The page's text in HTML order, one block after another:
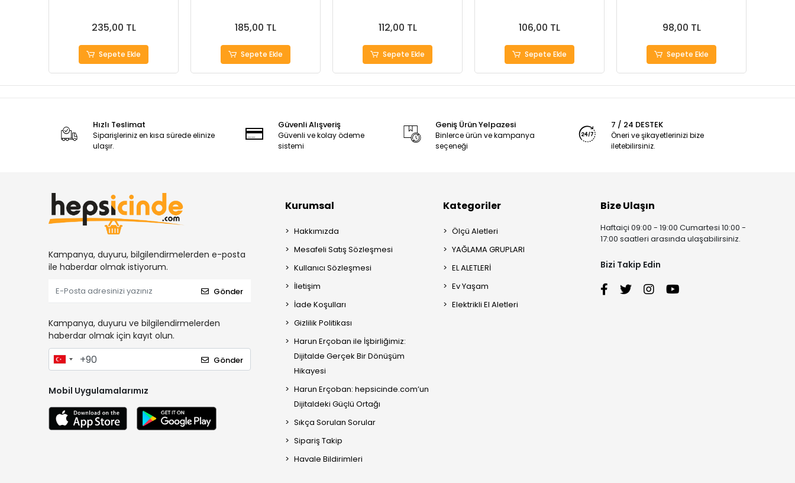
235,00 TL
Sepete Ekle
185,00 TL
Sepete Ekle
112,00 TL
Sepete Ekle
106,00 TL
Sepete Ekle
98,00 TL
Sepete Ekle
Hızlı Teslimat
Siparişleriniz en kısa sürede elinize
ulaşır.
Güvenli Alışveriş
Güvenli ve kolay ödeme
sistemi
Geniş Ürün Yelpazesi
Binlerce ürün ve kampanya
seçeneği
7 / 24 DESTEK
Öneri ve şikayetlerinizi bize
iletebilirsiniz.
Kampanya, duyuru, bilgilendirmelerden e-posta
ile haberdar olmak istiyorum.
Gönder
Kampanya, duyuru ve bilgilendirmelerden
haberdar olmak için kayıt olun.
Gönder
Mobil Uygulamalarımız
Kurumsal
Hakkımızda
Mesafeli Satış Sözleşmesi
Kullanıcı Sözleşmesi
İletişim
İade Koşulları
Gizlilik Politikası
Harun Erçoban ile İşbirliğimiz:
Dijitalde Gerçek Bir Dönüşüm
Hikayesi
Harun Erçoban: hepsicinde.com’un
Dijitaldeki Güçlü Ortağı
Sıkça Sorulan Sorular
Sipariş Takip
Havale Bildirimleri
Kategoriler
Ölçü Aletleri
YAĞLAMA GRUPLARI
EL ALETLERİ
Ev Yaşam
Elektrikli El Aletleri
Bize Ulaşın
Haftaiçi 09:00 - 19:00 Cumartesi 10:00 -
17:00 saatleri arasında ulaşabilirsiniz.
Bizi Takip Edin